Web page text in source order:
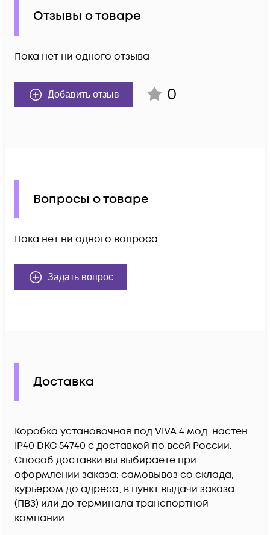
Отзывы о товаре
Пока нет ни одного отзыва
Добавить отзыв 0
Вопросы о товаре
Пока нет ни одного вопроса.
Задать вопрос
Доставка
Коробка установочная под VIVA 4 мод. настен.
IP40 DKC 54740 c доставкой по всей России.
Способ доставки вы выбираете при
оформлении заказа: самовывоз со склада,
курьером до адреса, в пункт выдачи заказа
(ПВЗ) или до терминала транспортной
компании.